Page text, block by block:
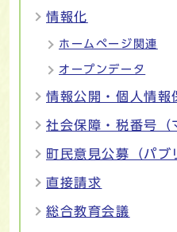
情報化
ホームページ関連
オープンデータ
情報公開・個人情報
社会保障・税番号（
町民意見公募（パブ
直接請求
総合教育会議